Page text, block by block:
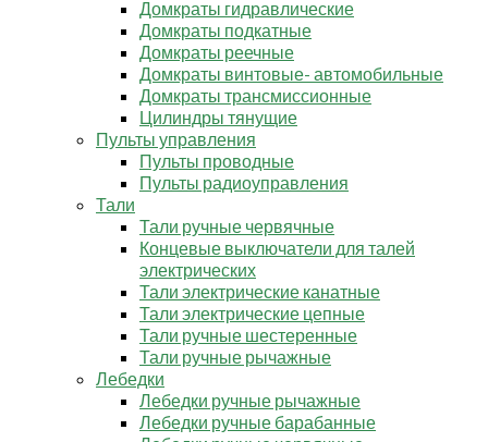
Домкраты гидравлические
Домкраты подкатные
Домкраты реечные
Домкраты винтовые- автомобильные
Домкраты трансмиссионные
Цилиндры тянущие
Пульты управления
Пульты проводные
Пульты радиоуправления
Тали
Тали ручные червячные
Концевые выключатели для талей
электрических
Тали электрические канатные
Тали электрические цепные
Тали ручные шестеренные
Тали ручные рычажные
Лебедки
Лебедки ручные рычажные
Лебедки ручные барабанные